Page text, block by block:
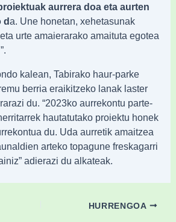
aurrera doa eta aurten
da. Une honetan, xehetasunak
urte amaierarako amaituta egotea
kalean, Tabirako haur-parke
berria eraikitzeko lanak laster
du. “2023ko aurrekontu parte-
hautatutako proiektu honek
du. Uda aurretik amaitzea
arteko topagune freskagarri
adierazi du alkateak.
HURRENGOA